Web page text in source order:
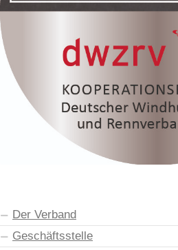
Der Verband
Geschäftsstelle